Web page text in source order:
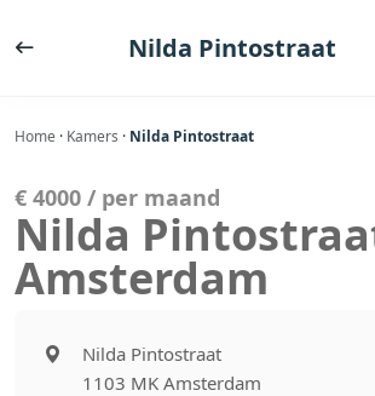
naar
Nilda Pintostraat
Home · Kamers · Nilda Pintostraat
€ 4000 / per maand
Nilda
Amsterdam
Nilda Pintostraat
1103 MK Amsterdam